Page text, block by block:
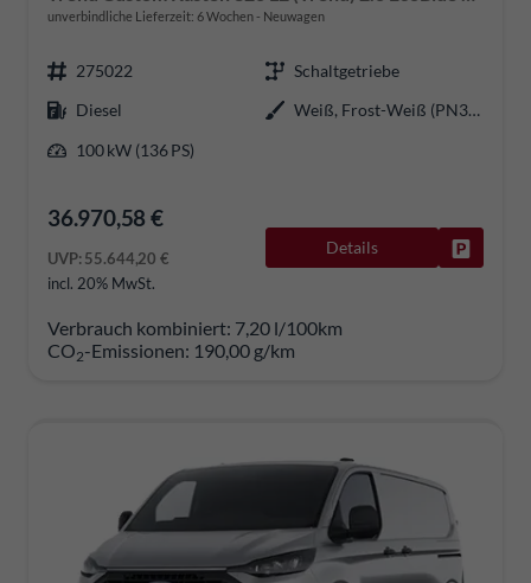
unverbindliche Lieferzeit: 6 Wochen Neuwagen
275022
Schaltgetriebe
Diesel
Weiß, Frost-Weiß (PN3GZ0)
100 kW (136 PS)
36.970,58 €
UVP:55.644,20 €
incl. 20% MwSt.
Details
Verbrauch kombiniert: 7,20 l/100km
CO2-Emissionen: 190,00 g/km